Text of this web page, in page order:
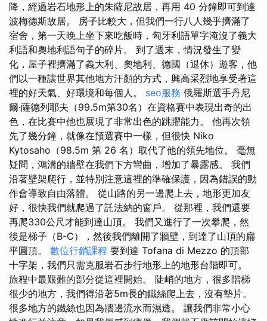
降，經過岩石地形上的朱薩尼故居，再用 40 分鐘即可到達
波梅德斯故居。 房子比較大，但我們一行八人幾乎擠滿了
宿舍，第一天晚上坐下來吃飯時，匈牙利語單字淹沒了義大
利語和奧地利語句子的碎片。 到了週末，情況發生了變
化，屋子裡擠滿了義大利、奧地利、德國（退休）遊客，他
們以一種讓世界其他地方汗顏的方式，興高采烈地享受著這
裡的好天氣、好環境和每個人。 seo服務 俄羅斯選手丹尼
爾·薩德列耶夫（99.5m第30名）在資格賽中表現出奇的出
色，在比賽中他也展現了非常出色的跳躍能力。 他再次領
先了幾分鐘，就像在預選賽中一樣，但很快 Niko
Kytosaho（98.5m 第 26 名）取代了他的領先地位。 毫無
疑問，鴻溝的牆壁在我們下方彎曲，增加了暴露感。 我們
沿著壁架爬行，並特別注意這裡的準確保護，因為錯誤的動
作會導致自由落體。 從山路的另一邊爬上去，地形更加友
好，很快我們就爬過了託法納的窗戶。 從那裡，我們還要
再爬330公尺才能到達山頂。 我們又進行了一次攀爬，然
後是梯子（B-C），然後我們離開了牆壁，到達了山頂的扁
平圓頂。 數位行銷課程 要到達 Tofana di Mezzo 的頂部
十字架，我們只需克服岩石步行地形上的地形台階即可。
旅程中最艱難的部分從這裡開始。 陡峭的地方，很多階梯
很少的地方，我們得沿著5m長的鐵絲爬上去，沒有墊片。
很多地方的鐵絲也因為牆邊流水而濕透。 讓我們非常小心